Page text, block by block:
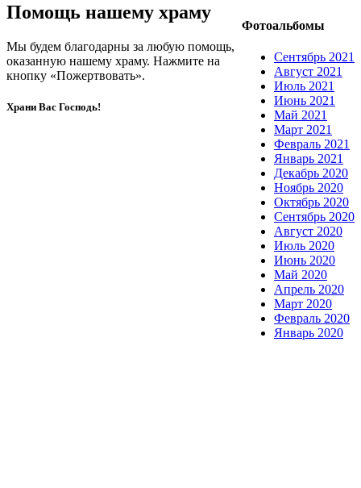
Фотоальбомы
Сентябрь 2021
Август 2021
Июль 2021
Июнь 2021
Май 2021
Март 2021
Февраль 2021
Январь 2021
Декабрь 2020
Ноябрь 2020
Октябрь 2020
Сентябрь 2020
Август 2020
Июль 2020
Июнь 2020
Май 2020
Апрель 2020
Март 2020
Февраль 2020
Январь 2020
Помощь нашему храму
Мы будем благодарны за любую помощь,
оказанную нашему храму. Нажмите на
кнопку «Пожертвовать».
Храни Вас Господь!